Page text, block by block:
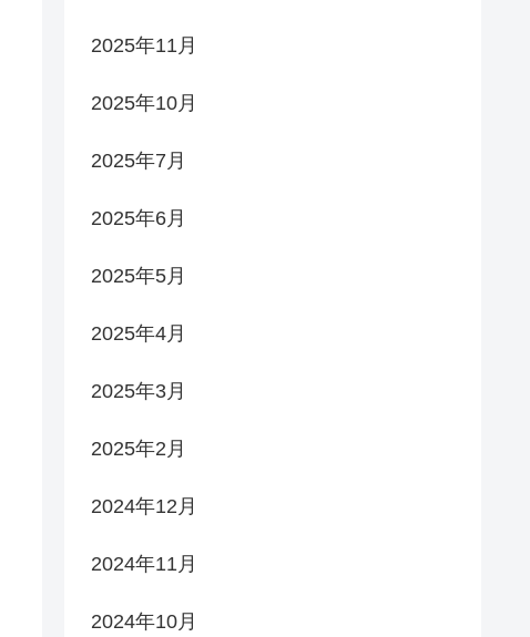
2025年11月
2025年10月
2025年7月
2025年6月
2025年5月
2025年4月
2025年3月
2025年2月
2024年12月
2024年11月
2024年10月